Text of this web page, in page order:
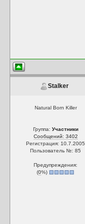
Stalker
Natural Born Killer
Группа: Участники
Сообщений: 3402
Регистрация: 10.7.2005
Пользователь №: 85
Предупреждения:
(0%)